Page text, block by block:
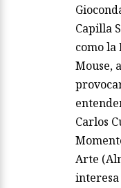
Capilla
como la
Mouse,
Carlos
Arte